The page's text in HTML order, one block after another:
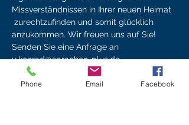
Missverständnissen in Ihrer neuen Heimat
zurechtzufinden und somit glücklich
anzukommen. Wir freuen uns auf Sie!
Senden Sie eine Anfrage an
u.konrad@sprachen-plus.de
Phone Email Facebook